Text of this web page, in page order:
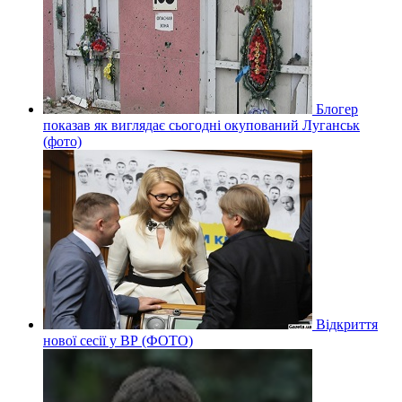
Блогер
показав як виглядає сьогодні окупований Луганськ
(фото)
Відкриття
нової сесії у ВР (ФОТО)